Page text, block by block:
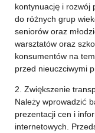
kontynuację i rozwój
do różnych grup
seniorów oraz
warsztatów oraz
konsumentów na
przed nieuczciwymi
2. Zwiększenie
Należy wprowadzić
prezentacji cen i
internetowych.